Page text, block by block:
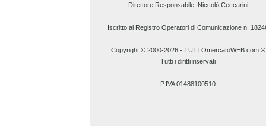
Direttore Responsabile: Niccolò Ceccarini
Iscritto al Registro Operatori di Comunicazione n.
Copyright © 2000-2026- TUTTOmercatoWEB.com ®
Tutti i diritti riservati
P.IVA 01488100510